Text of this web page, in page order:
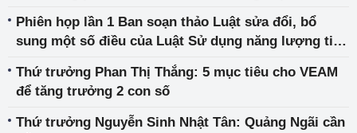
Phiên họp lần 1 Ban soạn thảo Luật sửa đổi, bổ
sung một số điều của Luật Sử dụng năng lượng tiết
Thứ trưởng Phan Thị Thắng: 5 mục tiêu cho VEAM
để tăng trưởng 2 con số
Thứ trưởng Nguyễn Sinh Nhật Tân: Quảng Ngãi cần